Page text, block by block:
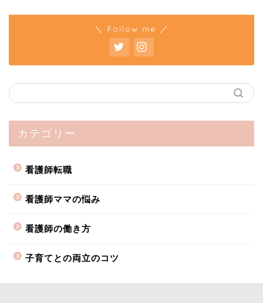
＼ Follow me ／
カテゴリー
看護師転職
看護師ママの悩み
看護師の働き方
子育てとの両立のコツ